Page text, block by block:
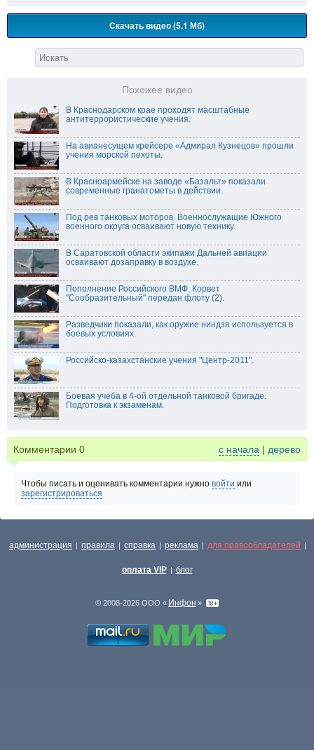
Скачать видео (5.1 Мб)
Похожее видео
В Краснодарском крае проходят масштабные
антитеррористические учения.
На авианесущем крейсере «Адмирал Кузнецов» прошли
учения морской пехоты.
В Красноармейске на заводе «Базальт» показали
современные гранатометы в действии.
Под рев танковых моторов. Военнослужащие Южного
военного округа осваивают новую технику.
В Саратовской области экипажи Дальней авиации
осваивают дозаправку в воздухе.
Пополнение Российского ВМФ. Корвет
"Сообразительный" передан флоту (2).
Разведчики показали, как оружие ниндзя используется в
боевых условиях.
Российско-казахстанские учения "Центр-2011".
Боевая учеба в 4-ой отдельной танковой бригаде.
Подготовка к экзаменам.
Комментарии 0 с начала | дерево
Чтобы писать и оценивать комментарии нужно войти или
зарегистрироваться
администрация | правила | справка | реклама | для правообладателей |
оплата VIP | блог
© 2008-2026 ООО « Инфон »